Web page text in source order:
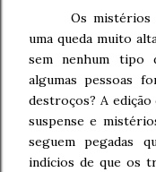
Os mistérios
uma queda muito
sem nenhum tipo
algumas pessoas
destroços? A
suspense e
seguem pegadas
indícios de que os